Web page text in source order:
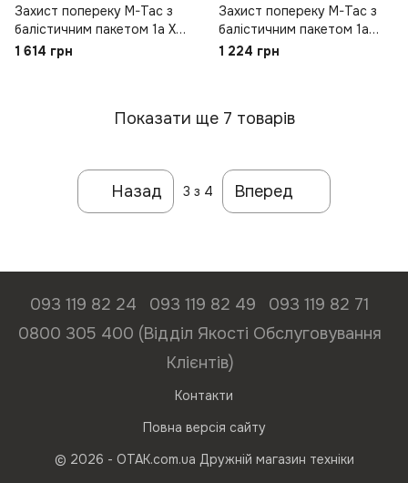
Захист попереку M-Tac з
балістичним пакетом 1а X-
Large для Cuirass QRS
1 614 грн
Захист попереку M-Tac з
балістичним пакетом 1а
для Cuirass QRS Зелений
1 224 грн
Показати ще 7 товарів
Назад 3 з 4 Вперед
093 119 82 24 093 119 82 49
093 119 82 71
0800 305 400 (Відділ Якості Обслуговування
Клієнтів)
Контакти
Повна версія сайту
© 2026 - ОТАК.com.ua Дружній магазин техніки